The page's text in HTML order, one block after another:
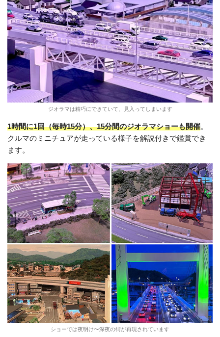
ジオラマは精巧にできていて、見入ってしまいます
1時間に1回（毎時15分）、15分間のジオラマショーも開催。
クルマのミニチュアが走っている様子を解説付きで鑑賞でき
ます。
ショーでは夜明け〜深夜の街が再現されています